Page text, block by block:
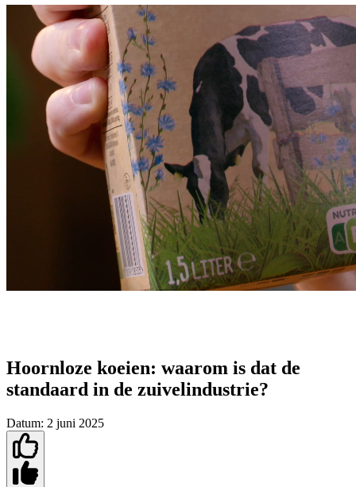
Hoornloze koeien: waarom is dat de
standaard in de zuivelindustrie?
Datum: 2 juni 2025